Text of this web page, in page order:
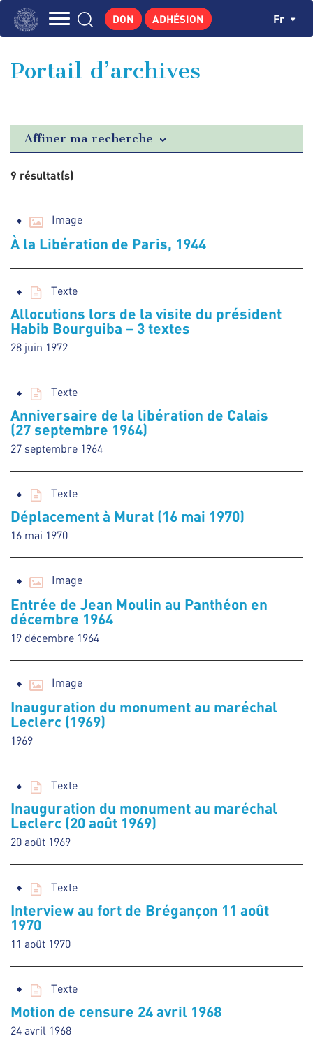
Aller
principale
GEORGES POMPIDOU
PUBLICATIONS
ACTUALITÉS
DON ADHÉSION Fr
Portail d’archives
Affiner ma recherche
9 résultat(s)
Image
À la Libération de Paris, 1944
Texte
Allocutions lors de la visite du président
Habib Bourguiba – 3 textes
28 juin 1972
Texte
Anniversaire de la libération de Calais
(27 septembre 1964)
27 septembre 1964
Texte
Déplacement à Murat (16 mai 1970)
16 mai 1970
Image
Entrée de Jean Moulin au Panthéon en
décembre 1964
19 décembre 1964
Image
Inauguration du monument au maréchal
Leclerc (1969)
1969
Texte
Inauguration du monument au maréchal
Leclerc (20 août 1969)
20 août 1969
Texte
Interview au fort de Brégançon 11 août
1970
11 août 1970
Texte
Motion de censure 24 avril 1968
24 avril 1968
Panneau de gestion des cookies